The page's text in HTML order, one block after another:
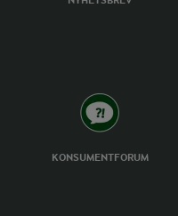
KONSUMENTFORUM